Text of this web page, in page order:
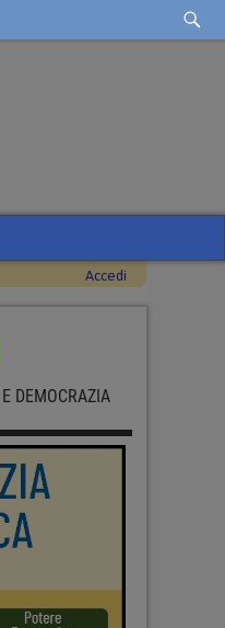
Accedi
DEMOCRAZIA